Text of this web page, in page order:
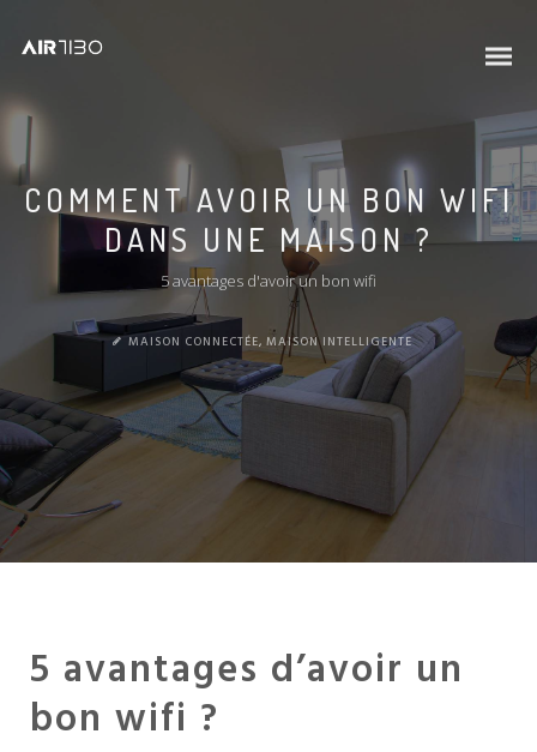
COMMENT AVOIR UN BON WIFI
DANS UNE MAISON ?
5 avantages d'avoir un bon wifi
MAISON CONNECTÉE, MAISON INTELLIGENTE
5 avantages d’avoir un
bon wifi ?